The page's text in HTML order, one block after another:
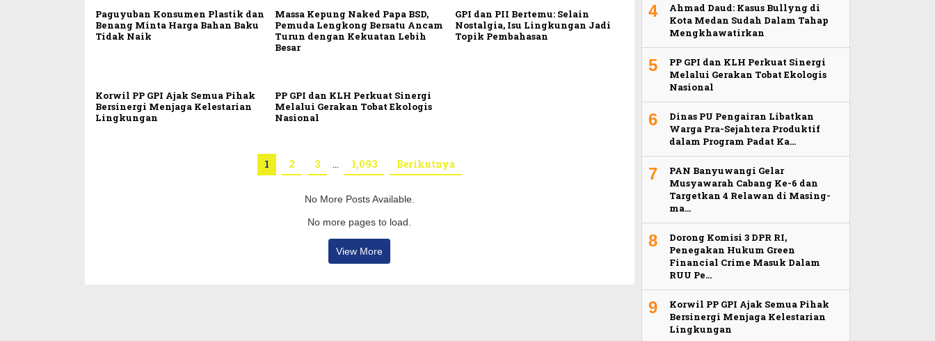
Paguyuban Konsumen Plastik dan
Benang Minta Harga Bahan Baku
Tidak Naik
Massa Kepung Naked Papa BSD,
Pemuda Lengkong Bersatu Ancam
Turun dengan Kekuatan Lebih
Besar
GPI dan PII Bertemu: Selain
Nostalgia, Isu Lingkungan Jadi
Topik Pembahasan
Korwil PP GPI Ajak Semua Pihak
Bersinergi Menjaga Kelestarian
Lingkungan
PP GPI dan KLH Perkuat Sinergi
Melalui Gerakan Tobat Ekologis
Nasional
1 2 3 … 1,093 Berikutnya
No More Posts Available.
No more pages to load.
View More
4
Ahmad Daud: Kasus Bullyng di
Kota Medan Sudah Dalam Tahap
Mengkhawatirkan
5
PP GPI dan KLH Perkuat Sinergi
Melalui Gerakan Tobat Ekologis
Nasional
6
Dinas PU Pengairan Libatkan
Warga Pra-Sejahtera Produktif
dalam Program Padat Ka…
7
PAN Banyuwangi Gelar
Musyawarah Cabang Ke-6 dan
Targetkan 4 Relawan di Masing-
ma…
8
Dorong Komisi 3 DPR RI,
Penegakan Hukum Green
Financial Crime Masuk Dalam
RUU Pe…
9
Korwil PP GPI Ajak Semua Pihak
Bersinergi Menjaga Kelestarian
Lingkungan